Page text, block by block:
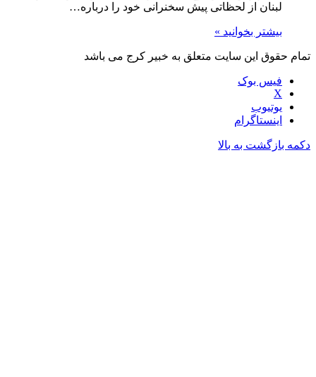
لبنان از لحظاتی پیش سخنرانی خود را درباره…
بیشتر بخوانید »
تمام حقوق این سایت متعلق به خبیر کرج می باشد
فیس بوک
X
یوتیوب
اینستاگرام
دکمه بازگشت به بالا